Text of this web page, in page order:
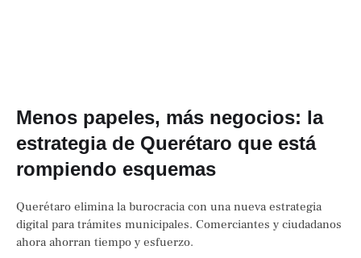
Menos papeles, más negocios: la
estrategia de Querétaro que está
rompiendo esquemas
Querétaro elimina la burocracia con una nueva estrategia
digital para trámites municipales. Comerciantes y ciudadanos
ahora ahorran tiempo y esfuerzo.